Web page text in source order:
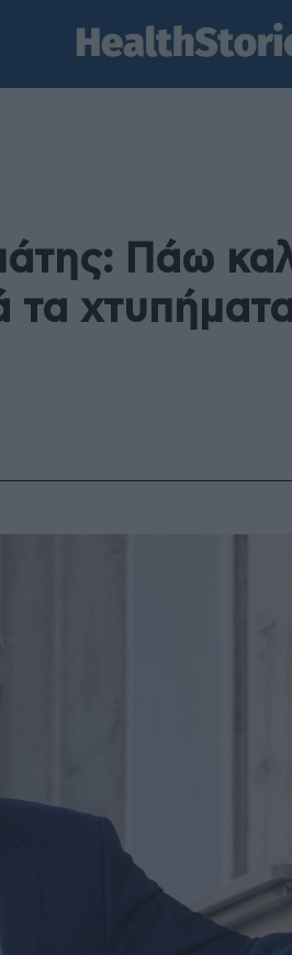
Πάω
τα